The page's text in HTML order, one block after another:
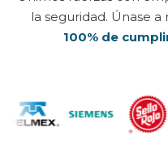
la seguridad. Únase
100% de